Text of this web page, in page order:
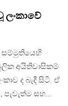
ලංකාවේ
සම්මුතියෙහි
අයිතිවාසිකම්
ද බැදී සිටී. ඒ
සහ…